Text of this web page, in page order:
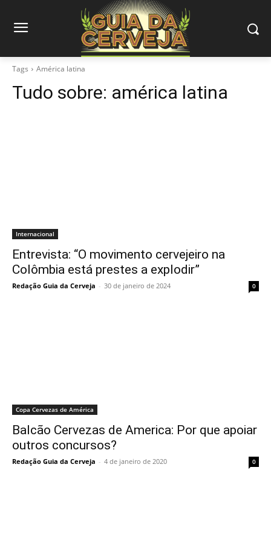
Tags América latina
Tudo sobre: américa latina
Internacional
Entrevista: “O movimento cervejeiro na
Colômbia está prestes a explodir”
Redação Guia da Cerveja - 30 de janeiro de 2024 0
Copa Cervezas de América
Balcão Cervezas de America: Por que apoiar
outros concursos?
Redação Guia da Cerveja - 4 de janeiro de 2020 0